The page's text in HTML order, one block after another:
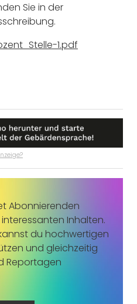
Sie in der
1.pdf
Abonnierenden
Inhalten.
du hochwertigen
und gleichzeitig
Reportagen